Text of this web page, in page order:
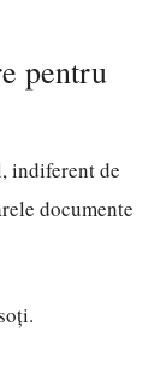
pentru
indiferent de
documente